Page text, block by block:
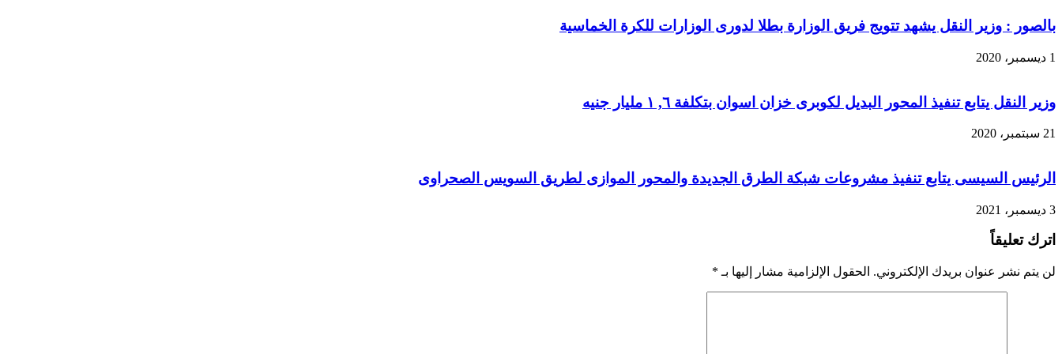
بالصور : وزير النقل يشهد تتويج فريق الوزارة بطلا لدورى الوزارات للكرة الخماسية
1 ديسمبر، 2020
وزير النقل يتابع تنفيذ المحور البديل لكوبرى خزان اسوان بتكلفة ٦, ١ مليار جنيه
21 سبتمبر، 2020
الرئيس السيسى يتابع تنفيذ مشروعات شبكة الطرق الجديدة والمحور الموازى لطريق السويس الصحراوى
3 ديسمبر، 2021
اترك تعليقاً
لن يتم نشر عنوان بريدك الإلكتروني. الحقول الإلزامية مشار إليها بـ *